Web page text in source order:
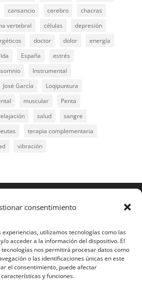
consentimiento
utilizamos tecnologías como las
o acceder a la información del dispositivo. El
nos permitirá procesar datos como
o las identificaciones únicas en este
el consentimiento, puede afectar
y funciones.
cansancio cerebro
chacras
vertebral células
depresión
doctor dolor
energía
España
estrés
Instrumental
José García
Loqipuntura
muscular
Penta
salud
sangre
terapia complementaria
vibración
reservados
o parte de ellas, necesita pedir
escrito a Mario Gil Sánchez.
están PATENTADOS.
en 2002 (última actualización en